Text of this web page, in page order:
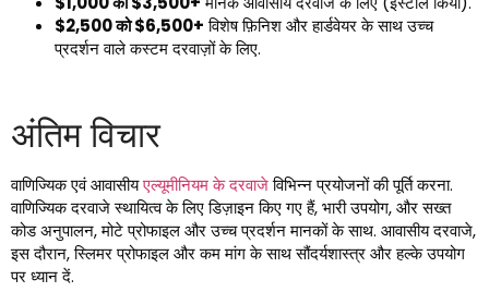
$2,500 को $6,500+विशेष फ़िनिश और हार्डवेयर के साथ उच्च
प्रदर्शन वाले कस्टम दरवाज़ों के लिए.
अंतिम विचार
वाणिज्यिक एवं आवासीयएल्यूमीनियम के दरवाजेविभिन्न प्रयोजनों की पूर्ति करना.
वाणिज्यिक दरवाजे स्थायित्व के लिए डिज़ाइन किए गए हैं, भारी उपयोग, और सख्त
कोड अनुपालन, मोटे प्रोफाइल और उच्च प्रदर्शन मानकों के साथ. आवासीय दरवाजे,
इस दौरान, स्लिमर प्रोफाइल और कम मांग के साथ सौंदर्यशास्त्र और हल्के उपयोग
पर ध्यान दें.